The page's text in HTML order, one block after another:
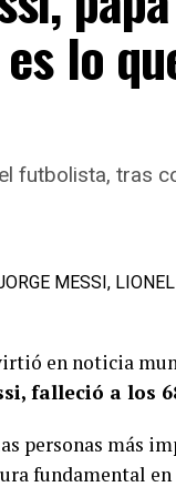
lo
futbolista, tras
en noticia
falleció a los
personas más
fundamental